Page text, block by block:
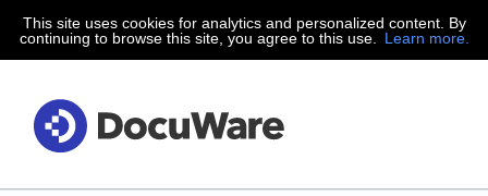
Zum
Inhalt
This site uses cookies for analytics and personalized content. By
continuing to browse this site, you agree to this use.
Learn more.